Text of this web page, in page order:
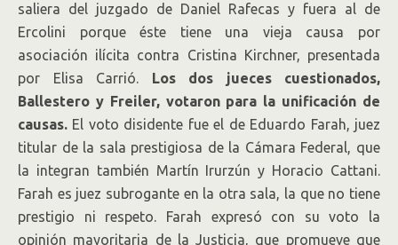
saliera del juzgado de Daniel Rafecas y fuera al de
Ercolini porque éste tiene una vieja causa por
asociación ilícita contra Cristina Kirchner, presentada
por Elisa Carrió. Los dos jueces cuestionados,
Ballestero y Freiler, votaron para la unificación de
causas. El voto disidente fue el de Eduardo Farah, juez
titular de la sala prestigiosa de la Cámara Federal, que
la integran también Martín Irurzún y Horacio Cattani.
Farah es juez subrogante en la otra sala, la que no tiene
prestigio ni respeto. Farah expresó con su voto la
opinión mayoritaria de la Justicia, que promueve que